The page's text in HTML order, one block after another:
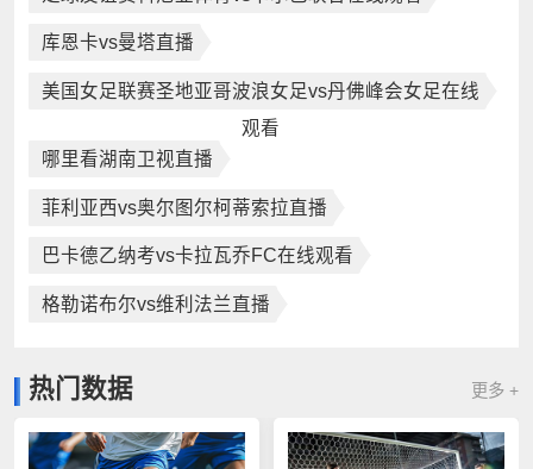
库恩卡vs曼塔直播
美国女足联赛圣地亚哥波浪女足vs丹佛峰会女足在线
观看
哪里看湖南卫视直播
菲利亚西vs奥尔图尔柯蒂索拉直播
巴卡德乙纳考vs卡拉瓦乔FC在线观看
格勒诺布尔vs维利法兰直播
热门数据 更多 +